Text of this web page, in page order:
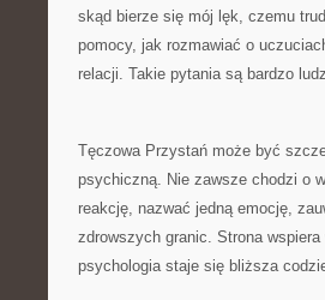
skąd bierze się mój lęk, czemu
pomocy, jak rozmawiać o
relacji. Takie pytania są bardzo
Tęczowa Przystań może być
psychiczną. Nie zawsze chodzi o
reakcję, nazwać jedną emocję,
zdrowszych granic. Strona
psychologia staje się bliższa